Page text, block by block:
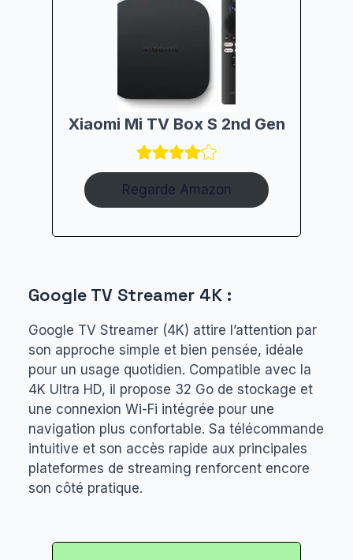
Xiaomi Mi TV Box S 2nd Gen
Regarde Amazon
Google TV Streamer 4K :
Google TV Streamer (4K) attire l’attention par
son approche simple et bien pensée, idéale
pour un usage quotidien. Compatible avec la
4K Ultra HD, il propose 32 Go de stockage et
une connexion Wi-Fi intégrée pour une
navigation plus confortable. Sa télécommande
intuitive et son accès rapide aux principales
plateformes de streaming renforcent encore
son côté pratique.